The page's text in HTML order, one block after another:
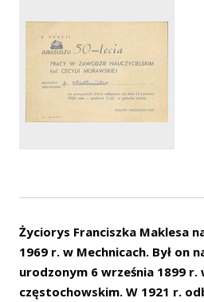
Życiorys Franciszka Maklesa
1969 r. w Mechnicach. Był on
urodzonym 6 września 1899 r.
częstochowskim. W 1921 r.